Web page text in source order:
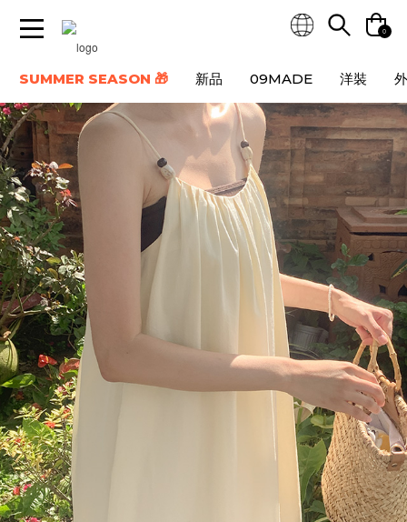
0
SUMMER SEASON 🎁 新品 09MADE 洋裝